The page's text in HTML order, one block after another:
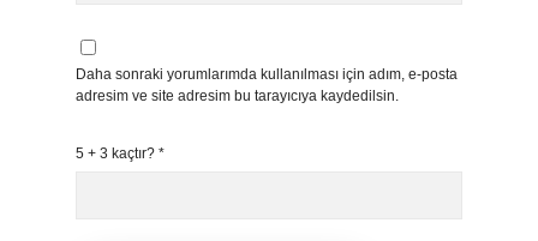
Daha sonraki yorumlarımda kullanılması için adım, e-posta
adresim ve site adresim bu tarayıcıya kaydedilsin.
5 + 3 kaçtır? *